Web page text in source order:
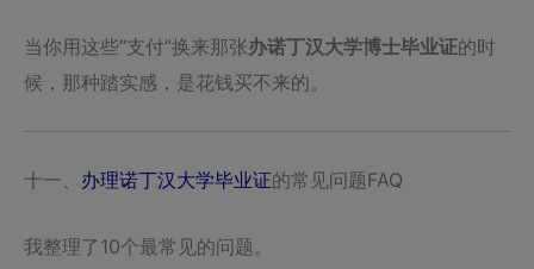
当你用这些“支付”换来那张办诺丁汉大学博士毕业证的时
候，那种踏实感，是花钱买不来的。
十一、 办理诺丁汉大学毕业证的常见问题FAQ
我整理了10个最常见的问题。